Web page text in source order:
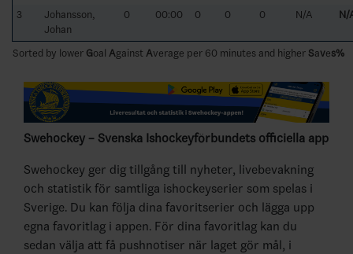
3
Johansson,
Johan
0 00:00 0 0 0 N/A N/
Sorted by lower Goal Against Average per 60 minutes and higherSaves%
Swehockey – Svenska Ishockeyförbundets officiella app
Swehockey ger dig tillgång till nyheter, livebevakning
och statistik för samtliga ishockeyserier som spelas i
Sverige. Du kan följa dina favoritserier och lägga upp
egna favoritlag i appen. För dina favoritlag kan du
sedan välja att få pushnotiser när laget gör mål, i